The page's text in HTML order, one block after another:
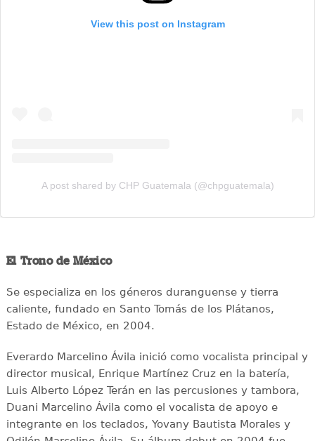
View this post on Instagram
A post shared by CHP Guatemala (@chpguatemala)
El Trono de México
Se especializa en los géneros duranguense y tierra
caliente, fundado en Santo Tomás de los Plátanos,
Estado de México, en 2004.
Everardo Marcelino Ávila inició como vocalista principal y
director musical, Enrique Martínez Cruz en la batería,
Luis Alberto López Terán en las percusiones y tambora,
Duani Marcelino Ávila como el vocalista de apoyo e
integrante en los teclados, Yovany Bautista Morales y